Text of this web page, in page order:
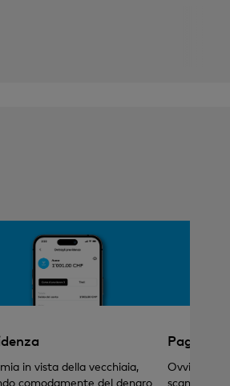
in vista della vecchiaia,
comodamente del denaro
Pagare